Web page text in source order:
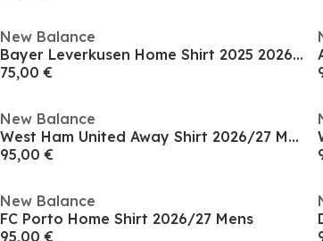
New Balance
Bayer Leverkusen Home Shirt 2025 2026 Adults
75,00 €
New Balance
West Ham United Away Shirt 2026/27 Mens
95,00 €
New Balance
FC Porto Home Shirt 2026/27 Mens
95,00 €